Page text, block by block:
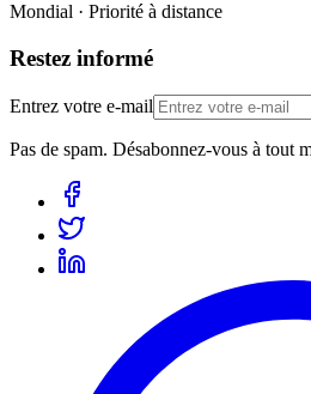
Mondial · Priorité à distance
Restez informé
Entrez votre e-mail
Pas de spam. Désabonnez-vous à tout